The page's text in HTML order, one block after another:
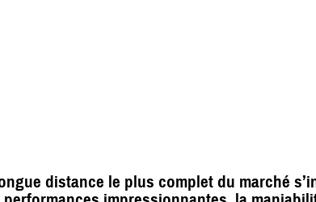
distance le plus complet du marché